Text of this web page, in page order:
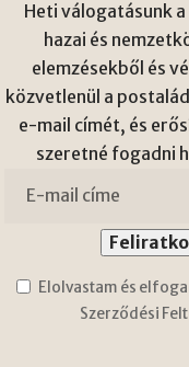
Heti válogatásunk
hazai és
elemzésekből és
közvetlenül a
e-mail címét, és
szeretné fogadni
Elolvastam és
Szerződési